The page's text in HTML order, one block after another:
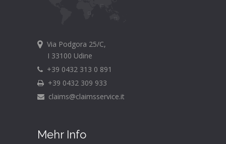
Via Podgora 25/C,
I 33100 Udine
+39 0432 313 0 891
+39 0432 309 933
claims@claimsservice.it
Mehr Info